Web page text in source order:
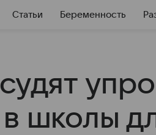
Статьи Беременность
школы